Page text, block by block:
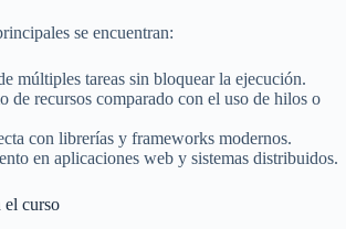
se encuentran:
múltiples tareas sin bloquear la ejecución.
de recursos comparado con el uso de hilos o
con librerías y frameworks modernos.
en aplicaciones web y sistemas distribuidos.
el curso